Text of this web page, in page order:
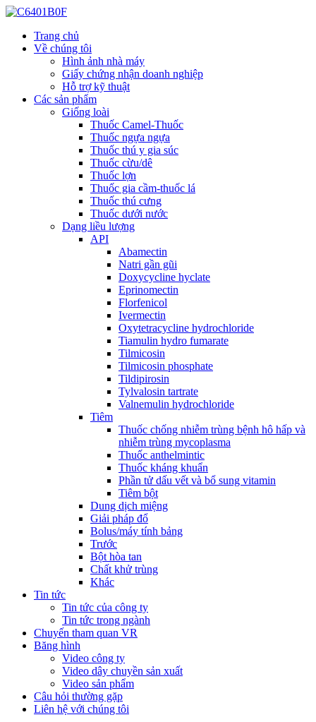
Trang chủ
Về chúng tôi
Hình ảnh nhà máy
Giấy chứng nhận doanh nghiệp
Hỗ trợ kỹ thuật
Các sản phẩm
Giống loài
Thuốc Camel-Thuốc
Thuốc ngựa ngựa
Thuốc thú y gia súc
Thuốc cừu/dê
Thuốc lợn
Thuốc gia cầm-thuốc lá
Thuốc thú cưng
Thuốc dưới nước
Dạng liều lượng
API
Abamectin
Natri gần gũi
Doxycycline hyclate
Eprinomectin
Florfenicol
Ivermectin
Oxytetracycline hydrochloride
Tiamulin hydro fumarate
Tilmicosin
Tilmicosin phosphate
Tildipirosin
Tylvalosin tartrate
Valnemulin hydrochloride
Tiêm
Thuốc chống nhiễm trùng bệnh hô hấp và
nhiễm trùng mycoplasma
Thuốc anthelmintic
Thuốc kháng khuẩn
Phần tử dấu vết và bổ sung vitamin
Tiêm bột
Dung dịch miệng
Giải pháp đổ
Bolus/máy tính bảng
Trước
Bột hòa tan
Chất khử trùng
Khác
Tin tức
Tin tức của công ty
Tin tức trong ngành
Chuyến tham quan VR
Băng hình
Video công ty
Video dây chuyền sản xuất
Video sản phẩm
Câu hỏi thường gặp
Liên hệ với chúng tôi